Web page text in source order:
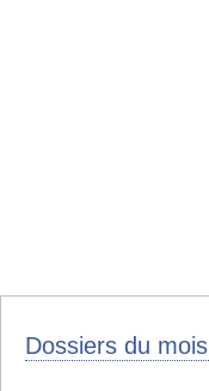
Dossiers du mois